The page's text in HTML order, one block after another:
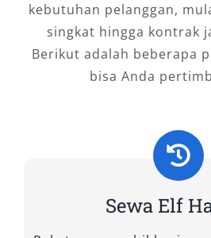
Sebagai penyedia sewa
profesional, Salsa Wisata
pentingnya kenyamanan
perjalanan rombongan.
yang siap mendukung
untuk keperluan wisata,
ziarah, antar jemput
perjalanan ke luar kota.
kebutuhan pelanggan,
singkat hingga kontrak
Berikut adalah beberapa
bisa Anda
Sewa Elf